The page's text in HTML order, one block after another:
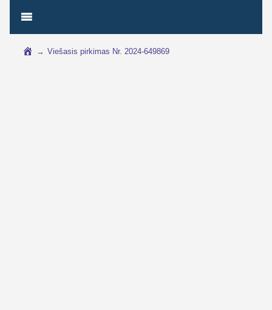
→ Viešasis pirkimas Nr. 2024-649869